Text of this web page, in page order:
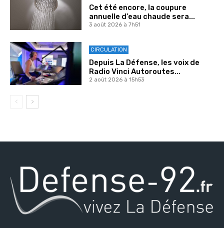
Cet été encore, la coupure
annuelle d’eau chaude sera...
3 août 2026 à 7h51
CIRCULATION
Depuis La Défense, les voix de
Radio Vinci Autoroutes...
2 août 2026 à 15h53